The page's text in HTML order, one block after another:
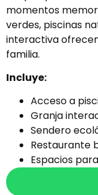
momentos
verdes, piscinas
interactiva
familia.
Incluye:
Acceso a
Granja
Sendero
Restaurante
Espacios